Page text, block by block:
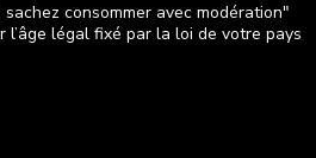
consommer avec modération"
légal fixé par la loi de votre pays